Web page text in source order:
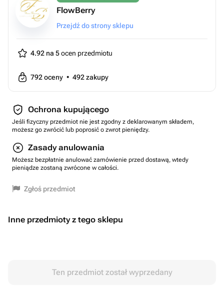
FlowBerry
Przejdź do strony sklepu
4.92 na 5ocen przedmiotu
792oceny • 492zakupy
Ochrona kupującego
Jeśli fizyczny przedmiot nie jest zgodny z deklarowanym składem,
możesz go zwrócić lub poprosić o zwrot pieniędzy.
Zasady anulowania
Możesz bezpłatnie anulować zamówienie przed dostawą, wtedy
pieniądze zostaną zwrócone w całości.
Zgłoś przedmiot
Inne przedmioty z tego sklepu
Ten przedmiot został wyprzedany